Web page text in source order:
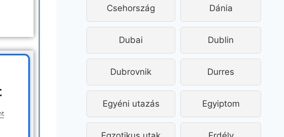
Csehország Dánia
Dubai Dublin
Dubrovnik Durres
Egyéni utazás Egyiptom